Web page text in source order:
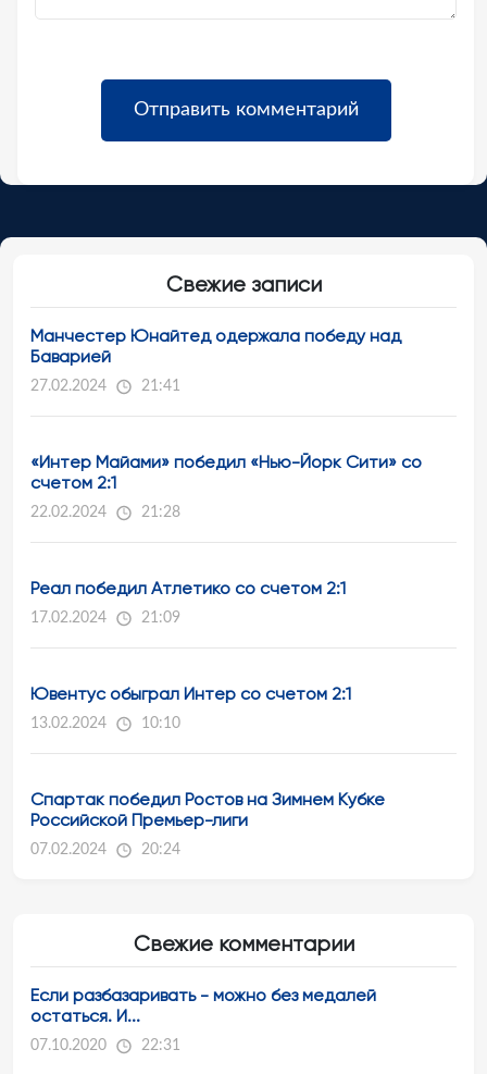
Свежие записи
Манчестер Юнайтед одержала победу над
Баварией
27.02.2024 21:41
«Интер Майами» победил «Нью-Йорк Сити» со
счетом 2:1
22.02.2024 21:28
Реал победил Атлетико со счетом 2:1
17.02.2024 21:09
Ювентус обыграл Интер со счетом 2:1
13.02.2024 10:10
Спартак победил Ростов на Зимнем Кубке
Российской Премьер-лиги
07.02.2024 20:24
Свежие комментарии
Если разбазаривать - можно без медалей
остаться. И...
07.10.2020 22:31